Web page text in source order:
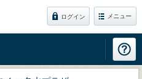
ログイン メニュー